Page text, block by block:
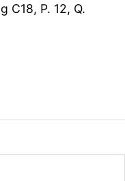
C18, P. 12, Q.